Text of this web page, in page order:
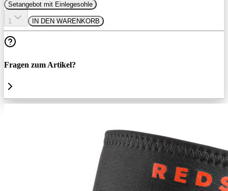
Setangebot mit Einlegesohle
1 IN DEN WARENKORB
Fragen zum Artikel?